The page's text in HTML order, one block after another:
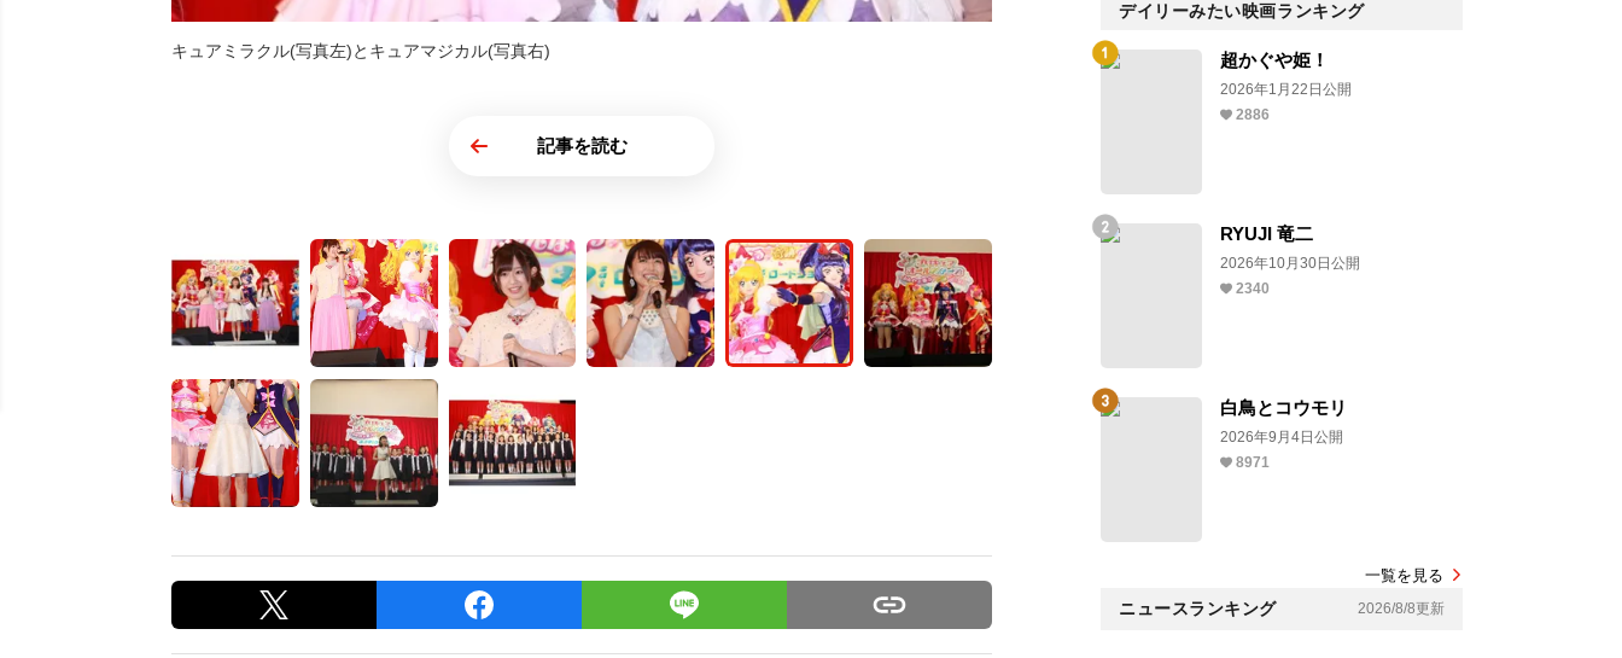
キュアミラクル(写真左)とキュアマジカル(写真右)
記事を読む
デイリーみたい映画ランキング
超かぐや姫！
2026年1月22日公開
2886
RYUJI 竜二
2026年10月30日公開
2340
白鳥とコウモリ
2026年9月4日公開
8971
一覧を見る
ニュースランキング 2026/8/8更新